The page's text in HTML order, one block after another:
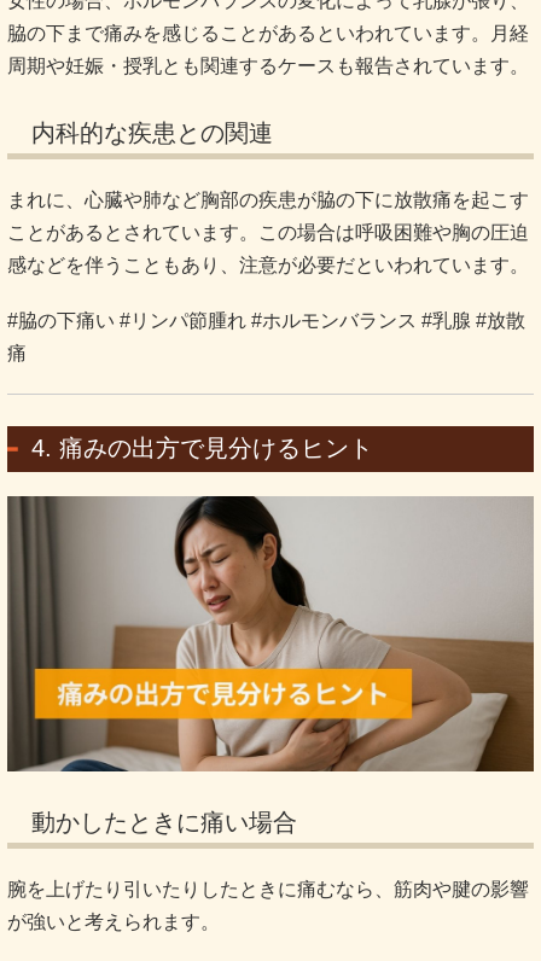
脇の下まで痛みを感じることがあるといわれています。月経
周期や妊娠・授乳とも関連するケースも報告されています。
内科的な疾患との関連
まれに、心臓や肺など胸部の疾患が脇の下に放散痛を起こす
ことがあるとされています。この場合は呼吸困難や胸の圧迫
感などを伴うこともあり、注意が必要だといわれています。
#脇の下痛い #リンパ節腫れ #ホルモンバランス #乳腺 #放散
痛
4. 痛みの出方で見分けるヒント
動かしたときに痛い場合
腕を上げたり引いたりしたときに痛むなら、筋肉や腱の影響
が強いと考えられます。